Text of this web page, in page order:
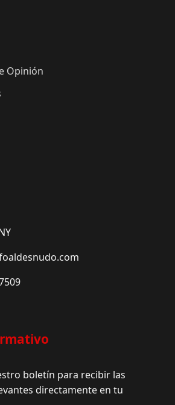
Opinión
boletín para recibir las
directamente en tu